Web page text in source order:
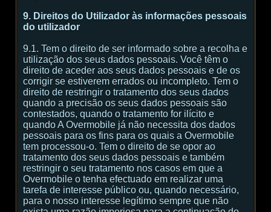
9. Direitos do Utilizador às informações pessoais
do utilizador
9.1. Tem o direito de ser informado sobre a recolha e
utilização dos seus dados pessoais. Você têm o
direito de aceder aos seus dados pessoais e de os
corrigir se estiverem errados ou incompleto. Tem o
direito de restringir o tratamento dos seus dados
quando a precisão os seus dados pessoais são
contestados, quando o tratamento for ilícito e
quando A Overmobile já não necessita dos dados
pessoais para os fins para os quais a Overmobile
tem processou-o. Tem o direito de se opor ao
tratamento dos seus dados pessoais e também
restringir o seu tratamento nos casos em que a
Overmobile o tenha efectuado em realizar uma
tarefa de interesse público ou, quando necessário,
para o nosso interesse legítimo sempre que não